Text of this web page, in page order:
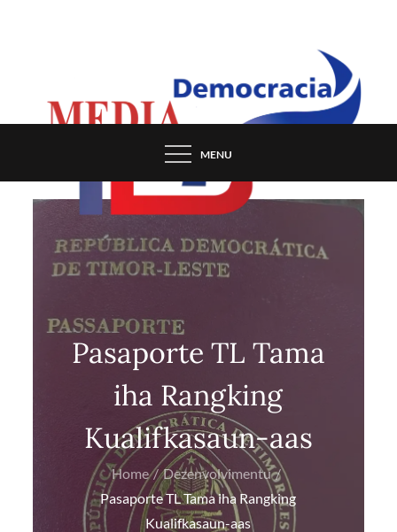
MENU
Pasaporte TL Tama
iha Rangking
Kualifkasaun-aas
Home
Dezenvolvimentu
Pasaporte TL Tama iha Rangking
Kualifkasaun-aas